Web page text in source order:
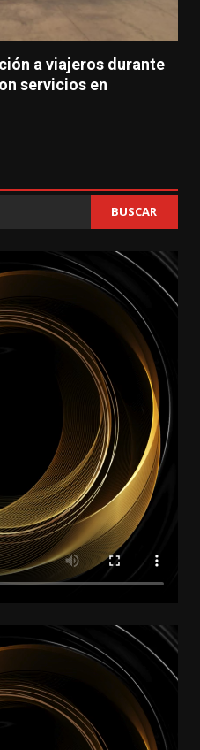
a viajeros durante
servicios en
BUSCAR